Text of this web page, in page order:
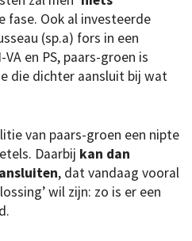
fase. Ook al investeerde
(sp.a) fors in een
en PS, paars-groen is
die dichter aansluit bij wat
van paars-groen een nipte
Daarbij kan dan
, dat vandaag vooral
wil zijn: zo is er een